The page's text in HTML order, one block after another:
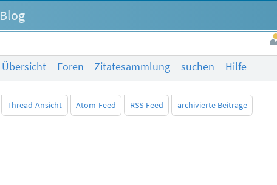
Blog
Übersicht Foren Zitatesammlung suchen Hilfe
Thread-Ansicht Atom-Feed RSS-Feed archivierte Beiträge